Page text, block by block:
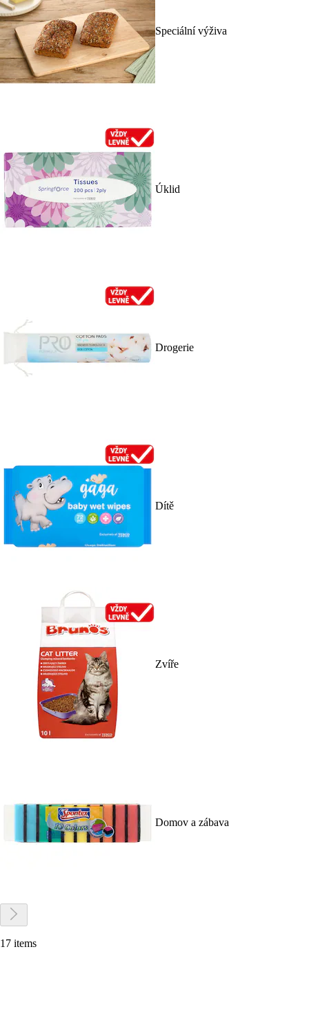
Speciální výživa
Úklid
Drogerie
Dítě
Zvíře
Domov a zábava
17 items